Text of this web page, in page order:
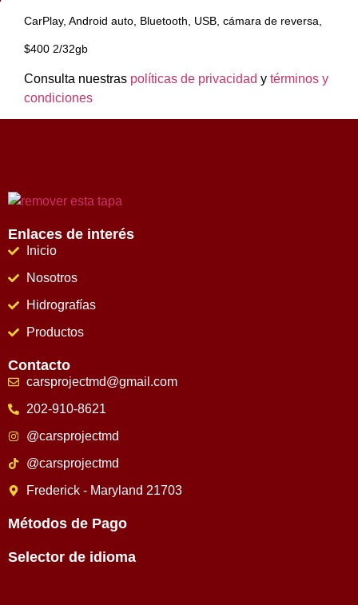
CarPlay, Android auto, Bluetooth, USB, cámara de reversa,
$400 2/32gb
Consulta nuestras políticas de privacidad y términos y
condiciones
Enlaces de interés
Inicio
Nosotros
Hidrografías
Productos
Contacto
carsprojectmd@gmail.com
202-910-8621
@carsprojectmd
@carsprojectmd
Frederick - Maryland 21703
Métodos de Pago
Selector de idioma